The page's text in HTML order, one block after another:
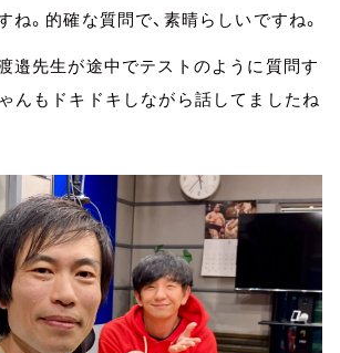
ね。的確な質問で、素晴らしいですね。
邉先生が途中でテストのように質問す
んもドキドキしながら話してましたね